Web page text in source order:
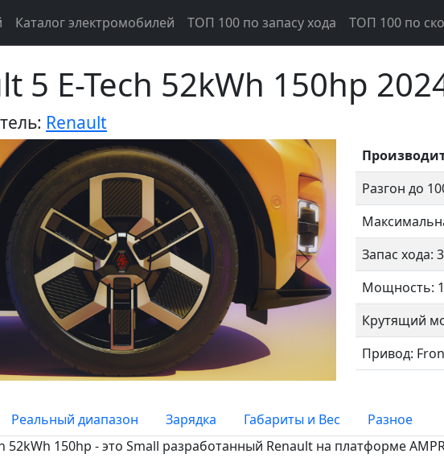
Каталог электромобилей ТОП 100 по запасу хода ТОП 100 по
5 E-Tech 52kWh 150hp
Renault
Следующий
Разгон до
Запас хода:
Мощность:
Крутящий
Привод:
Реальный диапазон Зарядка Габариты и Вес
Разное
52kWh 150hp - это Small разработанный Renault на платформе